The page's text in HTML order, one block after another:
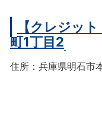
【クレジッ
町1丁目2
住所：兵庫県明石市